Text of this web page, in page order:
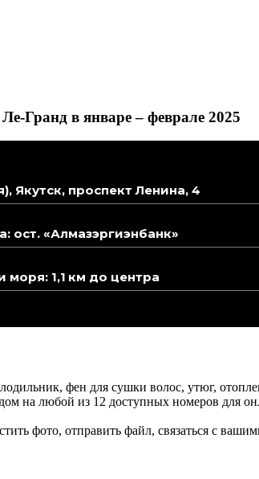
Гранд в январе – феврале 2025
Якутск, проспект Ленина, 4
ост. «Алмазэргиэнбанк»
1,1 км до центра
фен для сушки волос, утюг,
на любой из 12 доступных номеров для
фото, отправить файл, связаться с